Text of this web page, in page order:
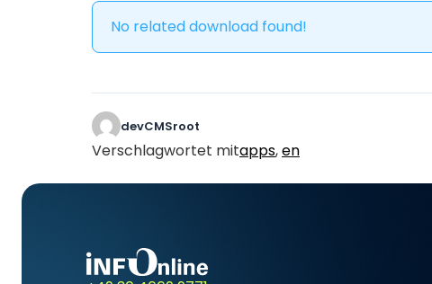
No related download found!
devCMSroot
Verschlagwortet mitapps,en